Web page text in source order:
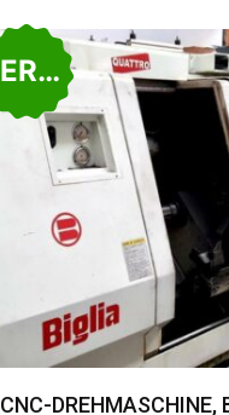
VERKAUFT
CNC-DREHMASCHINE,